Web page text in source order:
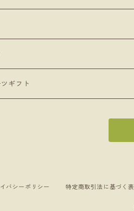
ギフト
バシーポリシー 特定商取引法に基づく